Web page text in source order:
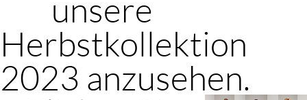
unsere
Herbstkollektion
2023 anzusehen.